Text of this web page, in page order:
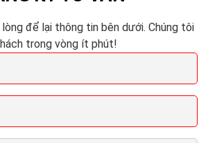
lòng để lại thông tin bên dưới. Chúng tôi
trong vòng ít phút!